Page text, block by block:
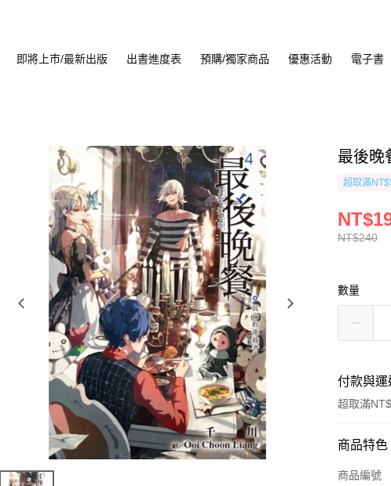
即將上市/最新出版 出書進度表 預購/獨家商品 優惠活動 電子書
最後晚
超取滿
NT$240
數量
付款與運
超取滿
付款方式
信用卡一次
商品特色
商品編號